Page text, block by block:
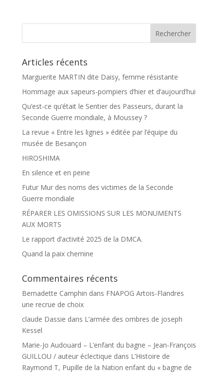
o e
Articles récents
Marguerite MARTIN dite Daisy, femme résistante
Hommage aux sapeurs-pompiers d’hier et d’aujourd’hui
Qu’est-ce qu’était le Sentier des Passeurs, durant la
Seconde Guerre mondiale, à Moussey ?
La revue « Entre les lignes » éditée par l’équipe du
musée de Besançon
HIROSHIMA
En silence et en peine
Futur Mur des noms des victimes de la Seconde
Guerre mondiale
RÉPARER LES OMISSIONS SUR LES MONUMENTS
AUX MORTS
Le rapport d’activité 2025 de la DMCA.
Quand la paix chemine
Commentaires récents
Bernadette Camphin dans FNAPOG Artois-Flandres
une recrue de choix
claude Dassie dans L’armée des ombres de joseph
Kessel
Marie-Jo Audouard – L’enfant du bagne – Jean-François
GUILLOU / auteur éclectique dans L’Histoire de
Raymond T, Pupille de la Nation enfant du « bagne de